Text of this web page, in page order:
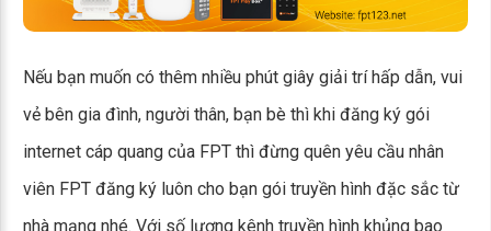
Nếu bạn muốn có thêm nhiều phút giây giải trí hấp dẫn, vui
vẻ bên gia đình, người thân, bạn bè thì khi đăng ký gói
internet cáp quang của FPT thì đừng quên yêu cầu nhân
viên FPT đăng ký luôn cho bạn gói truyền hình đặc sắc từ
nhà mạng nhé. Với số lượng kênh truyền hình khủng bao